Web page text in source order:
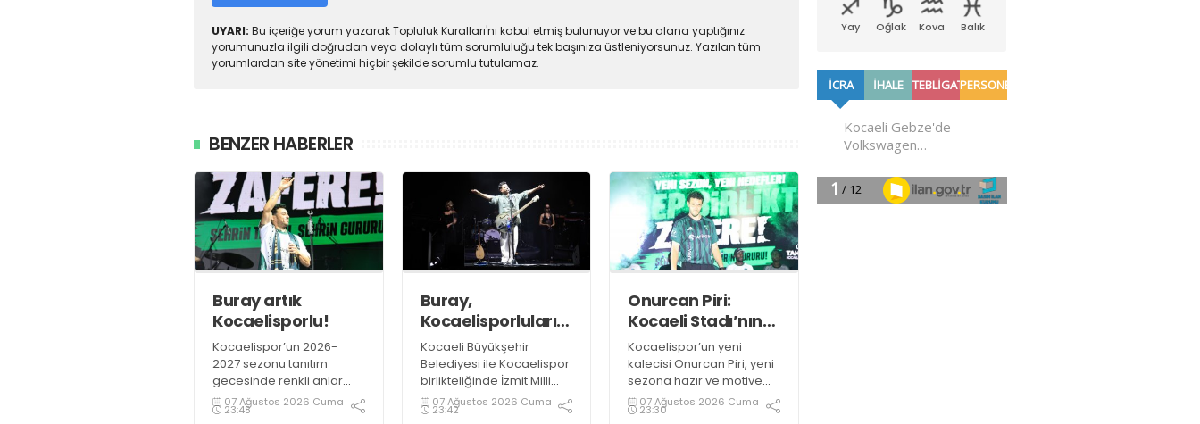
UYARI: Bu içeriğe yorum yazarak Topluluk Kuralları'nı kabul etmiş bulunuyor ve bu alana yaptığınız
yorumunuzla ilgili doğrudan veya dolaylı tüm sorumluluğu tek başınıza üstleniyorsunuz. Yazılan tüm
yorumlardan site yönetimi hiçbir şekilde sorumlu tutulamaz.
BENZER HABERLER
Buray artık
Kocaelisporlu!
Kocaelispor’un 2026-
2027 sezonu tanıtım
gecesinde renkli anlar
yaşandı. Kocaelispor
Başkanı Recep Durul,
07 Ağustos 2026 Cuma
23:48
Buray,
Kocaelisporluları
mest etti
Kocaeli Büyükşehir
Belediyesi ile Kocaelispor
birlikteliğinde İzmit Milli
İrade Meydanı’nda
düzenlenen Kocaelispor
07 Ağustos 2026 Cuma
23:42
Onurcan Piri:
Kocaeli Stadı’nın
atmosferini
biliyorum
Kocaelispor’un yeni
kalecisi Onurcan Piri, yeni
sezona hazır ve motive
olduklarını ifade etti.
07 Ağustos 2026 Cuma
23:30
Yay Oğlak Kova Balık